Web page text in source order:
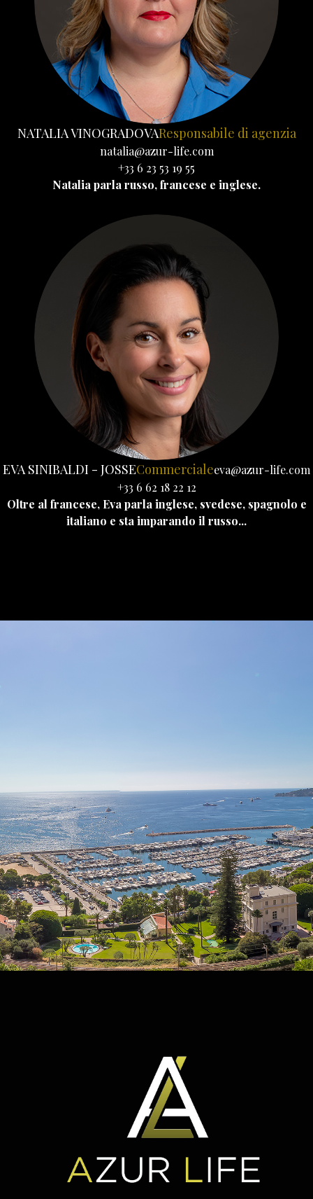
NATALIA VINOGRADOVAResponsabile di agenzia
natalia@azur-life.com
+33 6 23 53 19 55
Natalia parla russo, francese e inglese.
EVA SINIBALDI - JOSSECommercialeeva@azur-life.com
+33 6 62 18 22 12
Oltre al francese, Eva parla inglese, svedese, spagnolo e
italiano e sta imparando il russo...